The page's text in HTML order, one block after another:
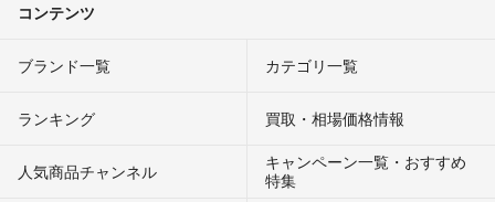
コンテンツ
ブランド一覧 カテゴリ一覧
ランキング 買取・相場価格情報
人気商品チャンネル
キャンペーン一覧・おすすめ
特集